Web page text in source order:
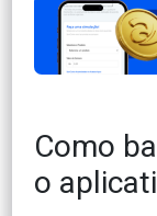
Como
o